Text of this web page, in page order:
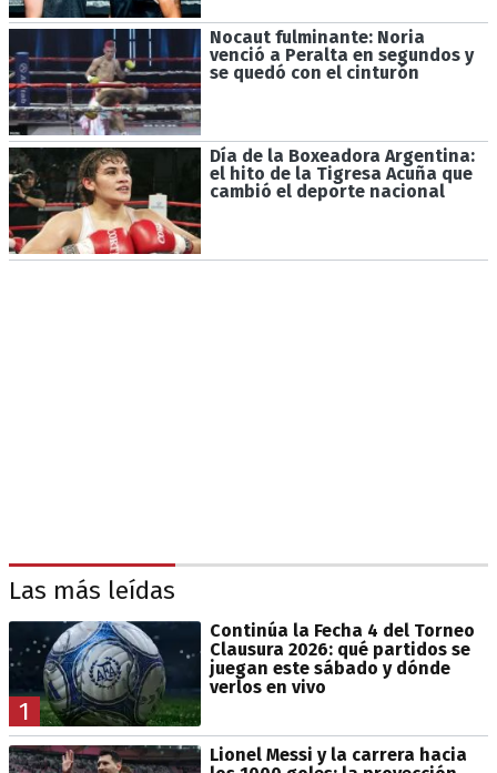
Nocaut fulminante: Noria
venció a Peralta en segundos y
se quedó con el cinturón
Día de la Boxeadora Argentina:
el hito de la Tigresa Acuña que
cambió el deporte nacional
Las más leídas
1
Continúa la Fecha 4 del Torneo
Clausura 2026: qué partidos se
juegan este sábado y dónde
verlos en vivo
Lionel Messi y la carrera hacia